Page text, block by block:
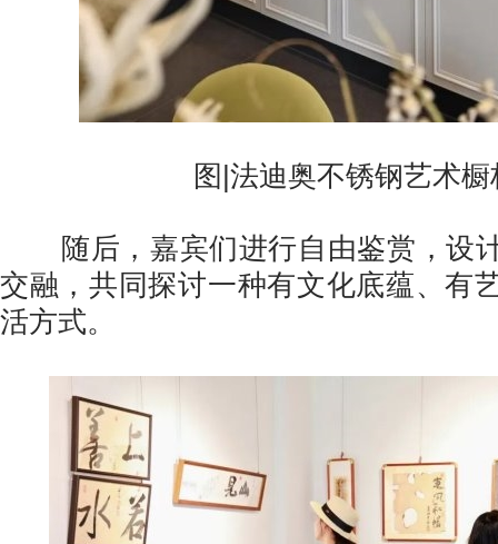
图|法迪奥不锈钢艺术橱
随后，嘉宾们进行自由鉴赏，设
交融，共同探讨一种有文化底蕴、有
活方式。